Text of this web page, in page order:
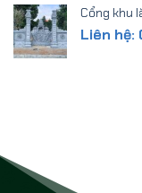
Cổng khu
Liên hệ: